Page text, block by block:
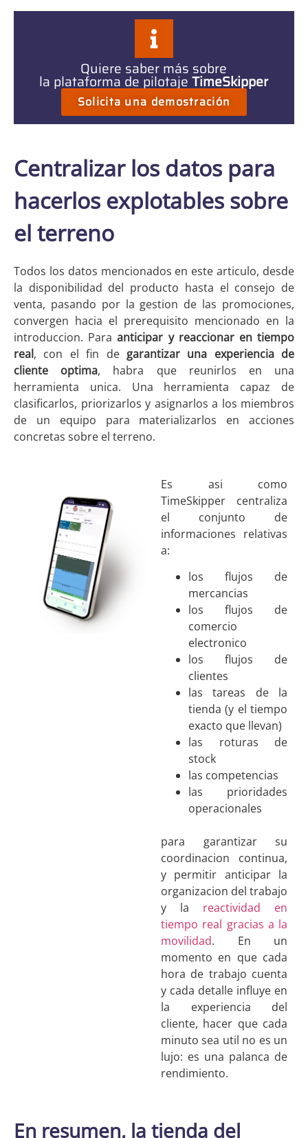
Quiere saber más sobre
la plataforma de pilotajeTimeSkipper
Solicita una demostración
Centralizar los datos para
hacerlos explotables sobre
el terreno
Todos los datos mencionados en este articulo, desde
la disponibilidad del producto hasta el consejo de
venta, pasando por la gestion de las promociones,
convergen hacia el prerequisito mencionado en la
introduccion. Paraanticipar y reaccionar en tiempo
real, con el fin de garantizar una experiencia de
cliente optima, habra que reunirlos en una
herramienta unica. Una herramienta capaz de
clasificarlos, priorizarlos y asignarlos a los miembros
de un equipo para materializarlos en acciones
concretas sobre el terreno.
Es asi como
TimeSkipper centraliza
el conjunto de
informaciones relativas
a:
los flujos de
mercancias
los flujos de
comercio
electronico
los flujos de
clientes
las tareas de la
tienda (y el tiempo
exacto que llevan)
las roturas de
stock
las competencias
las prioridades
operacionales
para garantizar su
coordinacion continua,
y permitir anticipar la
organizacion del trabajo
y la reactividad en
tiempo real gracias a la
movilidad. En un
momento en que cada
hora de trabajo cuenta
y cada detalle influye en
la experiencia del
cliente, hacer que cada
minuto sea util no es un
lujo: es una palanca de
rendimiento.
En resumen, la tienda del